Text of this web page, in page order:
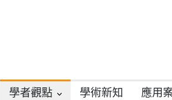
學者觀點 學術新知 應用